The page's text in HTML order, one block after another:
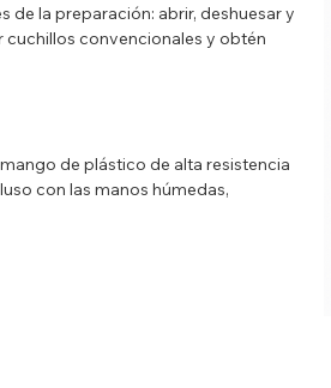
de la preparación: abrir, deshuesar y
cuchillos convencionales y obtén
de plástico de alta resistencia
con las manos húmedas,